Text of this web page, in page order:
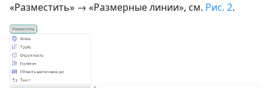
«Разместить» → «Размерные линии», см. Рис. 2.